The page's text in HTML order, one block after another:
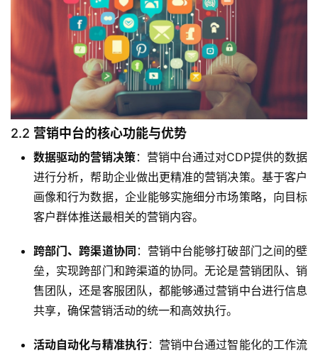
2.2 营销中台的核心功能与优势
数据驱动的营销决策：营销中台通过对CDP提供的数据
进行分析，帮助企业做出更精准的营销决策。基于客户
画像和行为数据，企业能够实施细分市场策略，向目标
客户群体推送最相关的营销内容。
跨部门、跨渠道协同 ：营销中台能够打破部门之间的壁
垒，实现跨部门和跨渠道的协同。无论是营销团队、销
售团队，还是客服团队，都能够通过营销中台进行信息
共享，确保营销活动的统一和高效执行。
活动自动化与精准执行：营销中台通过智能化的工作流